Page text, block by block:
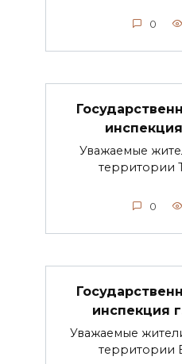
0
Уважаемые
территории
0
инспекция
Уважаемые
территории